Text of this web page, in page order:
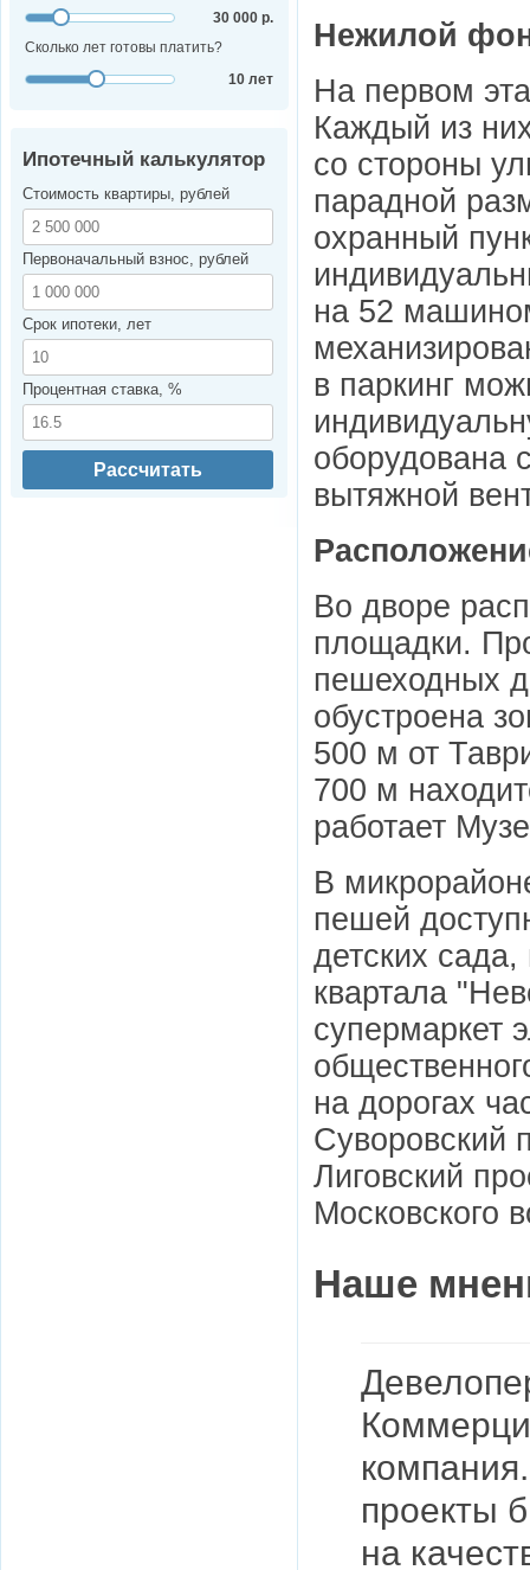
Нежилой
На первом
Каждый из
со стороны
парадной
охранный
на 52
в паркинг
оборудована
вытяжной
Во дворе
площадки.
пешеходных
обустроена
500 м от
700 м
работает
В
пешей
детских
квартала
супермаркет
на дорогах
Суворовский
Лиговский
Московского
Наше
проекты
на
30 000 р.
Сколько лет готовы платить?
10 лет
Ипотечный калькулятор
Стоимость квартиры, рублей
Первоначальный взнос, рублей
Срок ипотеки, лет
Процентная ставка, %
Рассчитать